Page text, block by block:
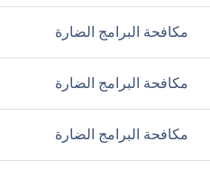
مكافحة البرامج الضارة
مكافحة البرامج الضارة
مكافحة البرامج الضارة